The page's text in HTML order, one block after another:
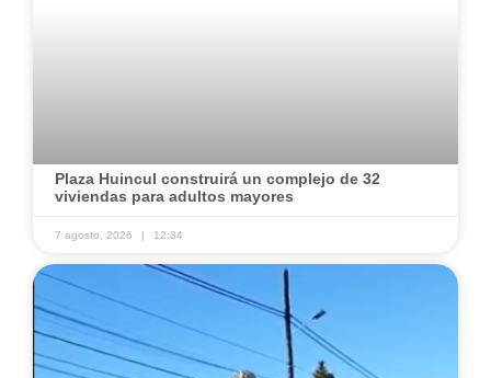
Plaza Huincul construirá un complejo de 32
viviendas para adultos mayores
7 agosto, 2026 12:34